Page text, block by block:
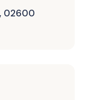
02600